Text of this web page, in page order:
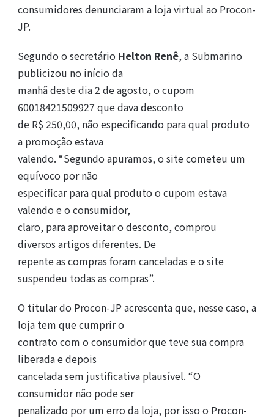
consumidores denunciaram a loja virtual ao Procon-
JP.
Segundo o secretário Helton Renê, a Submarino
publicizou no início da
manhã deste dia 2 de agosto, o cupom
60018421509927 que dava desconto
de R$ 250,00, não especificando para qual produto
a promoção estava
valendo. “Segundo apuramos, o site cometeu um
equívoco por não
especificar para qual produto o cupom estava
valendo e o consumidor,
claro, para aproveitar o desconto, comprou
diversos artigos diferentes. De
repente as compras foram canceladas e o site
suspendeu todas as compras”.
O titular do Procon-JP acrescenta que, nesse caso, a
loja tem que cumprir o
contrato com o consumidor que teve sua compra
liberada e depois
cancelada sem justificativa plausível. “O
consumidor não pode ser
penalizado por um erro da loja, por isso o Procon-